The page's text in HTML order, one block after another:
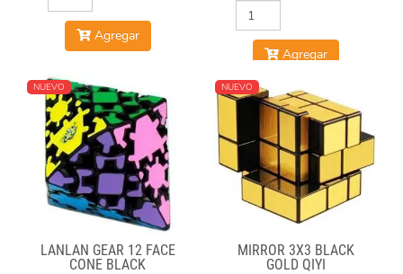
Agregar
Agregar
NUEVO
LANLAN GEAR 12 FACE
CONE BLACK
NUEVO
MIRROR 3X3 BLACK
GOLD QIYI